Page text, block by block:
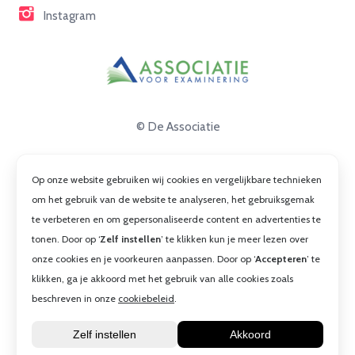
Instagram
© De Associatie
Cookies
Algemene voorwaarden
Op onze website gebruiken wij cookies en vergelijkbare technieken
om het gebruik van de website te analyseren, het gebruiksgemak
te verbeteren en om gepersonaliseerde content en advertenties te
tonen. Door op ‘Zelf instellen’ te klikken kun je meer lezen over
onze cookies en je voorkeuren aanpassen. Door op ‘Accepteren’ te
klikken, ga je akkoord met het gebruik van alle cookies zoals
beschreven in onze cookiebeleid.